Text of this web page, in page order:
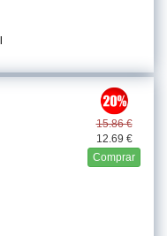
15.86 €
12.69 €
Comprar